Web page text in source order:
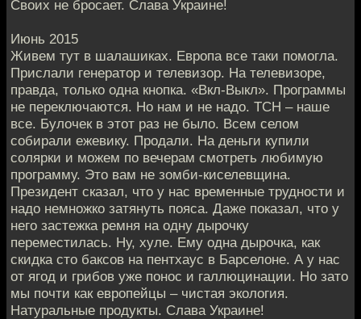
Своих не бросает. Слава Украине!
Июнь 2015
Живем тут в шалашиках. Европа все таки помогла.
Прислали генератор и телевизор. На телевизоре,
правда, только одна кнопка. «Вкл-Выкл». Программы
не переключаются. Но нам и не надо. ТСН – наше
все. Булочек в этот раз не было. Всем селом
собирали ежевику. Продали. На деньги купили
солярки и можем по вечерам смотреть любимую
программу. Это вам не зомби-киселевщина.
Президент сказал, что у нас временные трудности и
надо немножко затянуть пояса. Даже показал, что у
него застежка ремня на одну дырочку
переместилась. Ну, хуле. Ему одна дырочка, как
скидка сто баксов на пентхаус в Барселоне. А у нас
от ягод и грибов уже понос и галлюцинации. Но зато
мы почти как европейцы – чистая экология.
Натуральные продукты. Слава Украине!